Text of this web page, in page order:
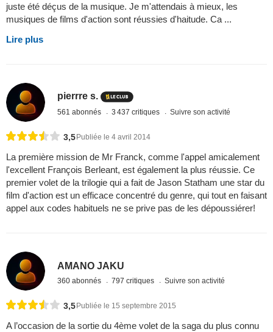
juste été déçus de la musique. Je m'attendais à mieux, les
musiques de films d'action sont réussies d'haitude. Ca ...
Lire plus
pierrre s.
561 abonnés 3 437 critiques Suivre son activité
3,5 Publiée le 4 avril 2014
La première mission de Mr Franck, comme l'appel amicalement
l'excellent François Berleant, est également la plus réussie. Ce
premier volet de la trilogie qui a fait de Jason Statham une star du
film d'action est un efficace concentré du genre, qui tout en faisant
appel aux codes habituels ne se prive pas de les dépoussiérer!
AMANO JAKU
360 abonnés 797 critiques Suivre son activité
3,5 Publiée le 15 septembre 2015
A l’occasion de la sortie du 4ème volet de la saga du plus connu